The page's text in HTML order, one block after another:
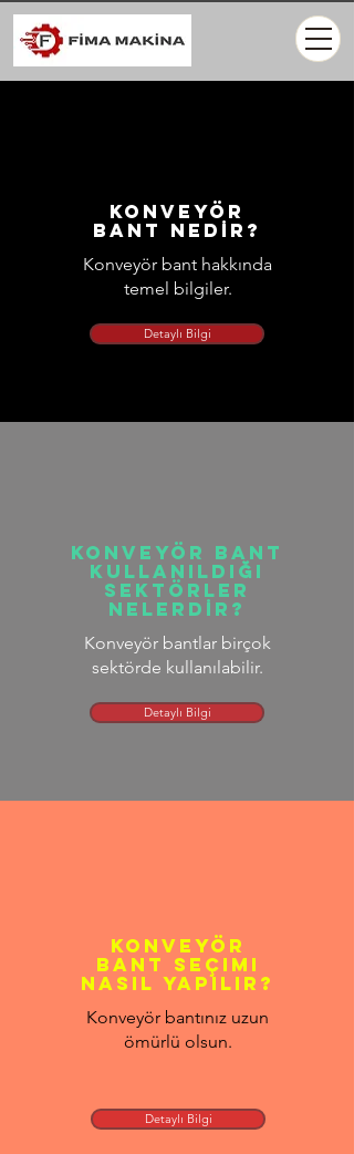
Konveyör
BANT NeDİR?
Konveyör bant hakkında
temel bilgiler.
Detaylı Bilgi
KONVEYÖR BANT
KULLANILDIĞI
SEKTÖRLER
NELERDİR?
Konveyör bantlar birçok
sektörde kullanılabilir.
Detaylı Bilgi
Konveyör
Bant seçimi
nasıl yapılır?
Konveyör bantınız uzun
ömürlü olsun.
Detaylı Bilgi